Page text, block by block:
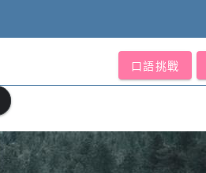
口語挑戰